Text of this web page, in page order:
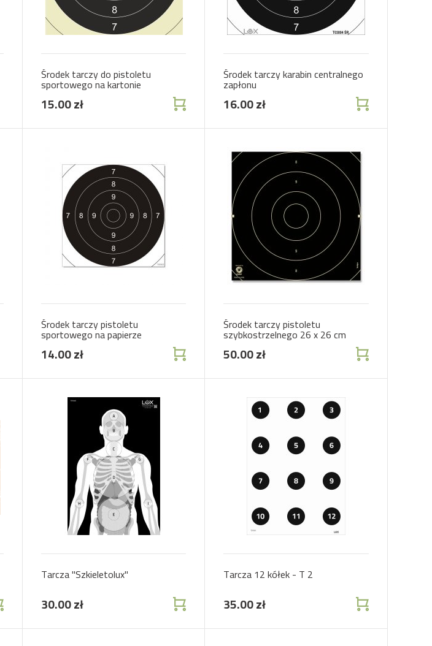
Środek tarczy do pistoletu
sportowego na kartonie
15.00 zł
Środek tarczy karabin centralnego
zapłonu
16.00 zł
Środek tarczy pistoletu
sportowego na papierze
14.00 zł
Środek tarczy pistoletu
szybkostrzelnego 26 x 26 cm
50.00 zł
Tarcza "Szkieletolux"
30.00 zł
Tarcza 12 kółek - T 2
35.00 zł